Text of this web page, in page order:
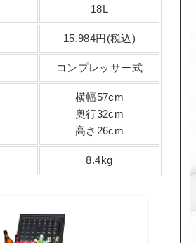
18L
15,984円(税込)
コンプレッサー式
横幅57cm
奥行32cm
高さ26cm
8.4kg